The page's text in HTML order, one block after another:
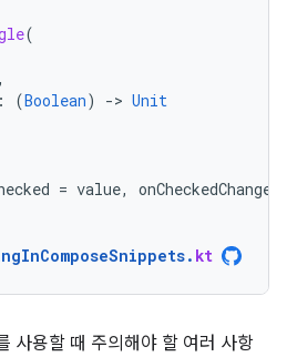
(
,
: (Boolean) -> Unit
= value, onCheckedChange
. kt
사용할 때 주의해야 할 여러 사항